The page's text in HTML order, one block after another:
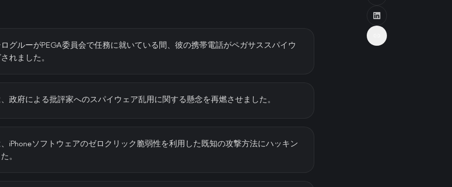
グルーがPEGA委員会で任務に就いている間、彼の携帯電話がペガサススパイウ
れました。
政府による批評家へのスパイウェア乱用に関する懸念を再燃させました。
iPhoneソフトウェアのゼロクリック脆弱性を利用した既知の攻撃方法にハッキン
。